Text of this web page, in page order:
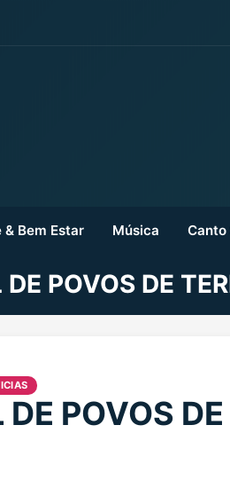
& Bem Estar Música Canto
POVOS DE
POVOS DE